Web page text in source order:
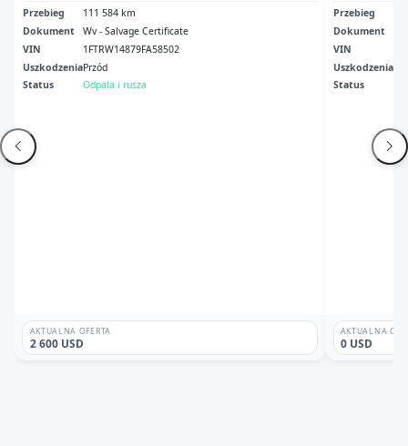
Przebieg
111 584 km
Dokument
Wv - Salvage Certificate
VIN
1FTRW14879FA58502
UszkodzeniaPrzód
Status
Odpala i rusza
AKTUALNA OFERTA
2 600 USD
Przebieg
Dokument
VIN
Uszkodzenia
Status
AKTUALNA
0 USD